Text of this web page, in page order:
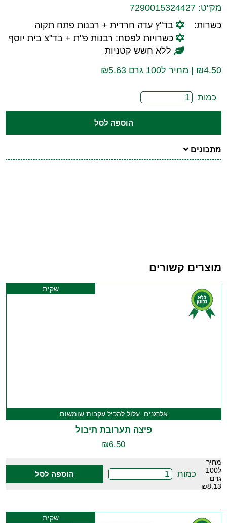
מק"ט: 7290015324427
כשרות:
בד"ץ עדה חרדית + רבנות פתח תקוה
כשרויות לפסח: רבנות פ"ת + בד"צ בית יוסף
ללא חשש קטניות
₪4.50 | מחיר ל100 גרם ₪5.63
כמות
הוספה לסל
מתכונים
מוצרים קשורים
אלרגנים: עלול להכיל עקבות שומשום
שקית
פיצה תערובת תיבול
₪6.50
מחיר
ל100
גרם
₪8.13
כמות הוספה לסל
שקית